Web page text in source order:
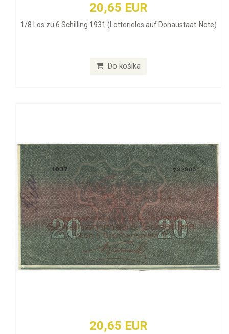
20,65 EUR
1/8 Los zu 6 Schilling 1931 (Lotterielos auf Donaustaat-Note)
Do košíka
20,65 EUR